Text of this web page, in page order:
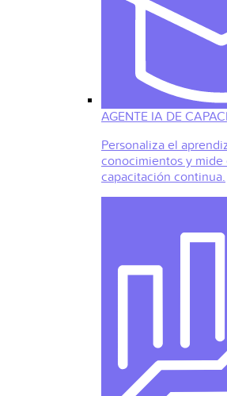
AGENTE IA DE
Personaliza el
conocimientos y mide
capacitación continua.